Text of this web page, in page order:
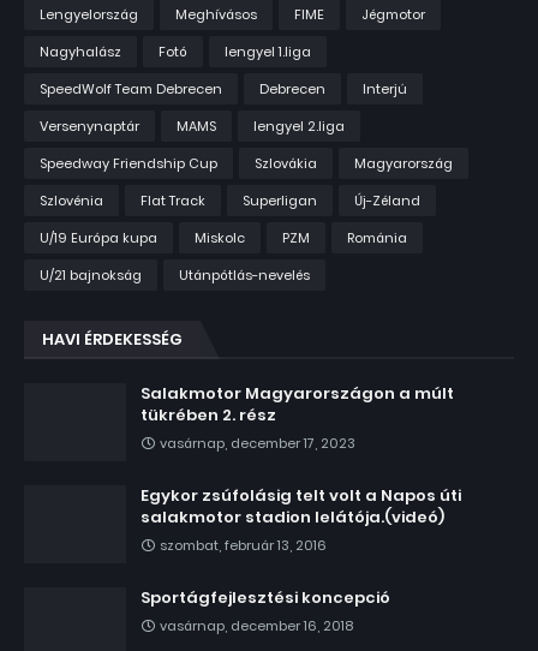
Lengyelország
Meghívásos FIME
Jégmotor
Nagyhalász
Fotó
lengyel 1.liga
SpeedWolf Team Debrecen
Debrecen
Interjú
Versenynaptár
MAMS
lengyel 2.liga
Speedway Friendship Cup
Szlovákia
Magyarország
Szlovénia
Flat Track Superligan
Új-Zéland
U/19 Európa kupa
Miskolc PZM
Románia
U/21 bajnokság
Utánpótlás-nevelés
HAVI ÉRDEKESSÉG
Salakmotor Magyarországon a múlt
tükrében 2. rész
vasárnap, december 17, 2023
Egykor zsúfolásig telt volt a Napos úti
salakmotor stadion lelátója.(videó)
szombat, február 13, 2016
Sportágfejlesztési koncepció
vasárnap, december 16, 2018